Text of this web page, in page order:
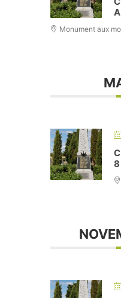
Monument aux
8